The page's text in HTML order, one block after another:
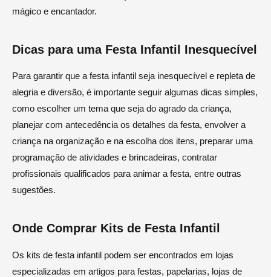
mágico e encantador.
Dicas para uma Festa Infantil Inesquecível
Para garantir que a festa infantil seja inesquecível e repleta de
alegria e diversão, é importante seguir algumas dicas simples,
como escolher um tema que seja do agrado da criança,
planejar com antecedência os detalhes da festa, envolver a
criança na organização e na escolha dos itens, preparar uma
programação de atividades e brincadeiras, contratar
profissionais qualificados para animar a festa, entre outras
sugestões.
Onde Comprar Kits de Festa Infantil
Os kits de festa infantil podem ser encontrados em lojas
especializadas em artigos para festas, papelarias, lojas de